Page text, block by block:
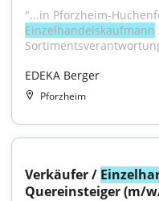
Einzelhandelskaufmann
EDEKA Berger
Pforzheim
Verkäufer /
Quereinsteiger (m/